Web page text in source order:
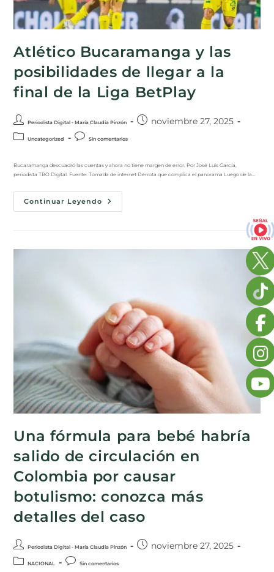
Atlético Bucaramanga y las
posibilidades de llegar a la
final de la Liga BetPlay
Periodista Digital - María Claudia Pinzón noviembre 27, 2025
Uncategorized Sin comentarios
Bucaramanga descuadró las cuentas y ahora no tiene margen de error. Por José Luis García,
periodista TRO Digital. Fuente: Tomada de internet Derrota que complica el panorama Luego de la…
Continuar Leyendo
Una fórmula para bebé habría
salido de circulación en
Colombia por causar
botulismo: conozca más
detalles del caso
Periodista Digital - María Claudia Pinzón noviembre 27, 2025
NACIONAL Sin comentarios